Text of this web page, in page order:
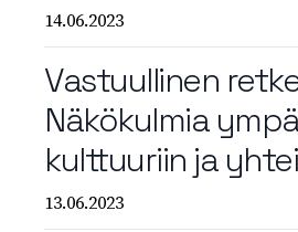
14.06.2023
Vastuullinen
Näkökulmia
kulttuuriin ja
13.06.2023